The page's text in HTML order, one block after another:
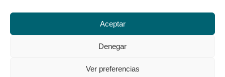
Aceptar
Denegar
Ver preferencias
Galería